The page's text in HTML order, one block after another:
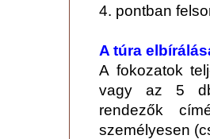
4. pontban
A túra
A fokozatok
vagy az 5
rendezők
személyesen